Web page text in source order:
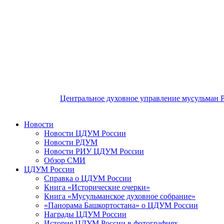
Центральное духовное управление мусульман
Новости
Новости ЦДУМ России
Новости РДУМ
Новости РИУ ЦДУМ России
Обзор СМИ
ЦДУМ России
Справка о ЦДУМ России
Книга «Исторические очерки»
Книга «Мусульманское духовное собрание»
«Панорама Башкортостана» о ЦДУМ России
Награды ЦДУМ России